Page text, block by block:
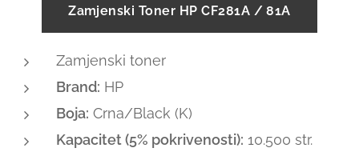
Zamjenski Toner HP CF281A / 81A
Zamjenski toner
Brand: HP
Boja: Crna/Black (K)
Kapacitet (5% pokrivenosti): 10.500 str.